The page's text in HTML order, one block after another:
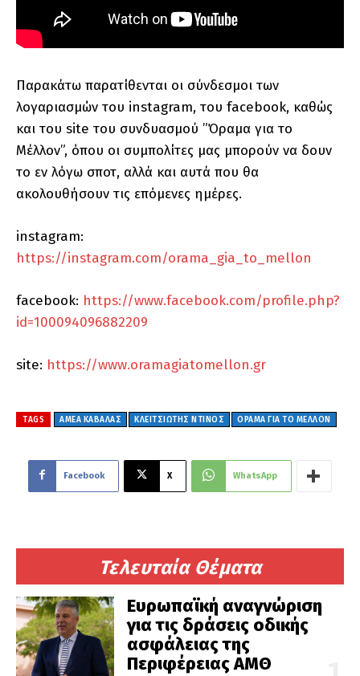
Τελευταία Θέματα
Ευρωπαϊκή αναγνώριση
για τις δράσεις οδικής
ασφάλειας της
Περιφέρειας ΑΜΘ
Παρακάτω παρατίθενται οι σύνδεσμοι των
λογαριασμών του instagram, του facebook, καθώς
και του site του συνδυασμού ”Όραμα για το
Μέλλον”, όπου οι συμπολίτες μας μπορούν να δουν
το εν λόγω σποτ, αλλά και αυτά που θα
ακολουθήσουν τις επόμενες ημέρες.
instagram:
https://instagram.com/orama_gia_to_mellon
facebook: https://www.facebook.com/profile.php?
id=100094096882209
site: https://www.oramagiatomellon.gr
TAGS ΑΜΕΑ ΚΑΒΆΛΑΣ ΚΛΕΙΤΣΙΩΤΗΣ ΝΤΙΝΟΣ ΟΡΑΜΑ ΓΙΑ ΤΟ ΜΕΛΛΟΝ
Facebook X WhatsApp